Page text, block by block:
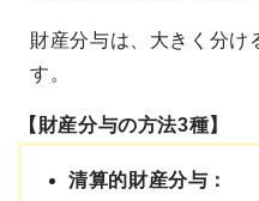
財産分与は、大きく分け
す。
【財産分与の方法3種】
清算的財産分与：